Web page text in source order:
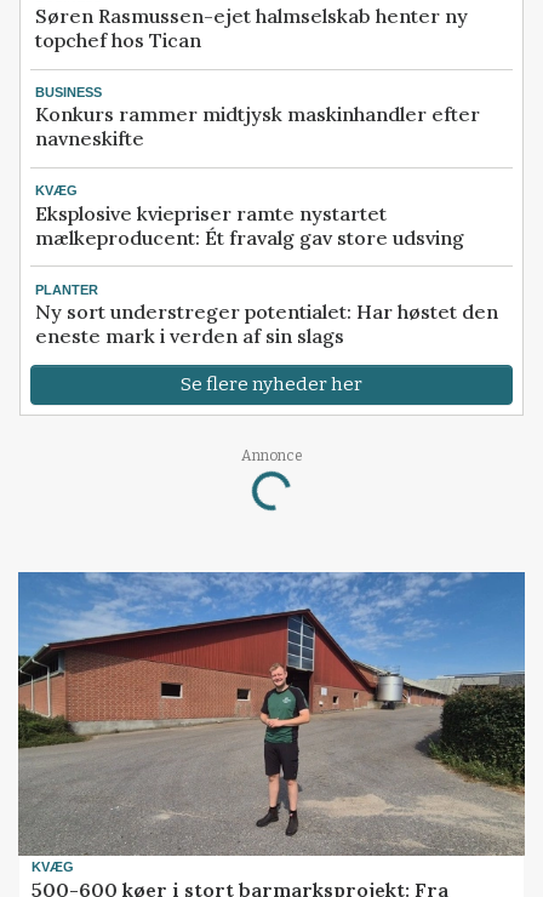
Søren Rasmussen-ejet halmselskab henter ny
topchef hos Tican
BUSINESS
Konkurs rammer midtjysk maskinhandler efter
navneskifte
KVÆG
Eksplosive kviepriser ramte nystartet
mælkeproducent: Ét fravalg gav store udsving
PLANTER
Ny sort understreger potentialet: Har høstet den
eneste mark i verden af sin slags
Se flere nyheder her
Annonce
Loading...
KVÆG
500-600 køer i stort barmarksprojekt: Fra